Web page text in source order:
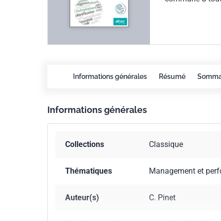
cette nouvelle
préparer sa
SuiviL'objectif
techniques qui
sous le n°
formaliser et
Informations générales Résumé
Informations générales
Collections Classique
Thématiques Management et
Auteur(s) C. Pinet